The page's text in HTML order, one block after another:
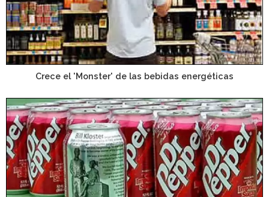
Crece el 'Monster' de las bebidas energéticas